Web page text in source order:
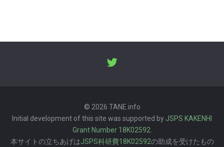
© 2026 TANE.info
Initial development of this site was supported by JSPS KAKENHI
Grant Number 18K02592
本サイトの立ちあげはJSPS科研費18K02592の助成を受けたもの